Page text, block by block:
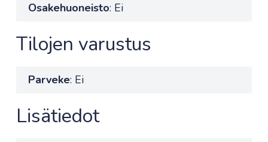
Osakehuoneisto: Ei
Tilojen varustus
Parveke: Ei
Lisätiedot